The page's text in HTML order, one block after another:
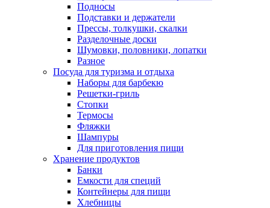
Подносы
Подставки и держатели
Прессы, толкушки, скалки
Разделочные доски
Шумовки, половники, лопатки
Разное
Посуда для туризма и отдыха
Наборы для барбекю
Решетки-гриль
Стопки
Термосы
Фляжки
Шампуры
Для приготовления пищи
Хранение продуктов
Банки
Емкости для специй
Контейнеры для пищи
Хлебницы